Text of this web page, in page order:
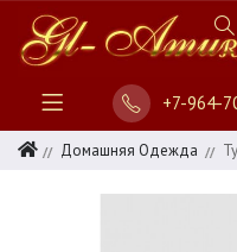
+7-964-
Домашняя Одежда